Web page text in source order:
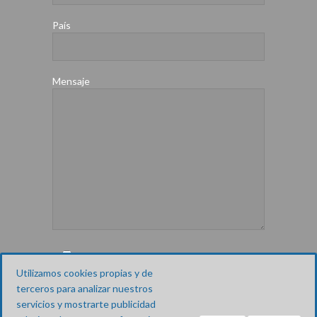
País
Mensaje
He leido y acepto los textos legales y la
política de privacidad
Utilizamos cookies propias y de
terceros para analizar nuestros
servicios y mostrarte publicidad